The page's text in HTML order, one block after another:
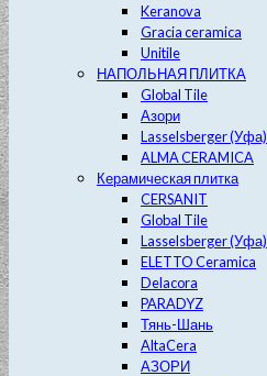
Keranova
Gracia ceramica
Unitile
НАПОЛЬНАЯ ПЛИТКА
Global Tile
Азори
Lasselsberger (Уфа)
ALMA CERAMICA
Керамическая плитка
CERSANIT
Global Tile
Lasselsberger (Уфа)
ELETTO Ceramica
Delacora
PARADYZ
Тянь-Шань
AltaCera
АЗОРИ